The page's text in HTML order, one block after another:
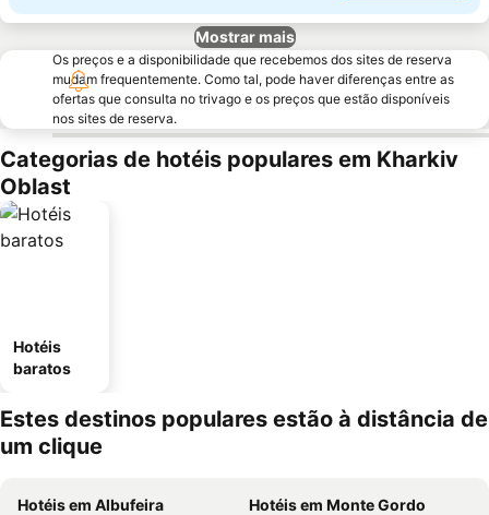
Mostrar mais
Os preços e a disponibilidade que recebemos dos sites de reserva
mudam frequentemente. Como tal, pode haver diferenças entre as
ofertas que consulta no trivago e os preços que estão disponíveis
nos sites de reserva.
Categorias de hotéis populares em Kharkiv
Oblast
Hotéis
baratos
Estes destinos populares estão à distância de
um clique
Hotéis em Albufeira
Hotéis em Monte Gordo